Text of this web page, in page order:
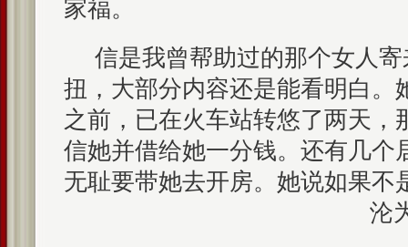
家福。
信是我曾帮助过的那个女人
扭，大部分内容还是能看明白。
之前，已在火车站转悠了两天，
信她并借给她一分钱。还有几个
无耻要带她去开房。她说如果不
沦